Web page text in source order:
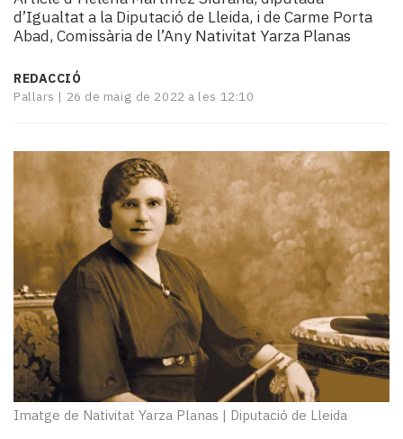
i
turisme
Esports
Mai
temps
Reportatges
Entrevistes
Enquestes
A
escena!
Dis
la
teva!
Subscriptors
d’Igualtat a la Diputació de Lleida, i de Carme Porta
Abad, Comissària de l’Any Nativitat Yarza Planas
REDACCIÓ
Pallars | 26 de maig de 2022 a les 12:10
Imatge de Nativitat Yarza Planas | Diputació de Lleida